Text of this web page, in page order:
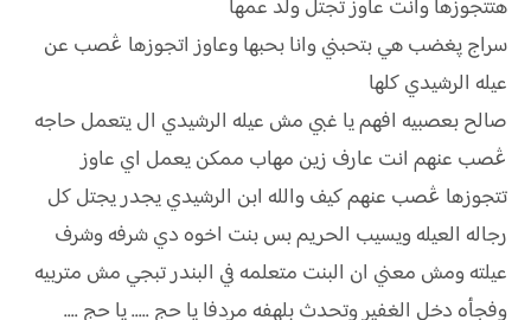
هتتجوزها وانت عاوز تجتل ولد عمها
سراج پغضب هي بتحبني وانا بحبها وعاوز اتجوزها ڠصب عن
عيله الرشيدي كلها
صالح بعصبيه افهم يا غبي مش عيله الرشيدي ال يتعمل حاجه
ڠصب عنهم انت عارف زين مهاب ممكن يعمل اي عاوز
تتجوزها ڠصب عنهم كيف والله ابن الرشيدي يجدر يجتل كل
رجاله العيله ويسيب الحريم بس بنت اخوه دي شرفه وشرف
عيلته ومش معني ان البنت متعلمه في البندر تبجي مش متربيه
وفجأه دخل الغفير وتحدث بلهفه مردفا يا حج ..... يا حج ....